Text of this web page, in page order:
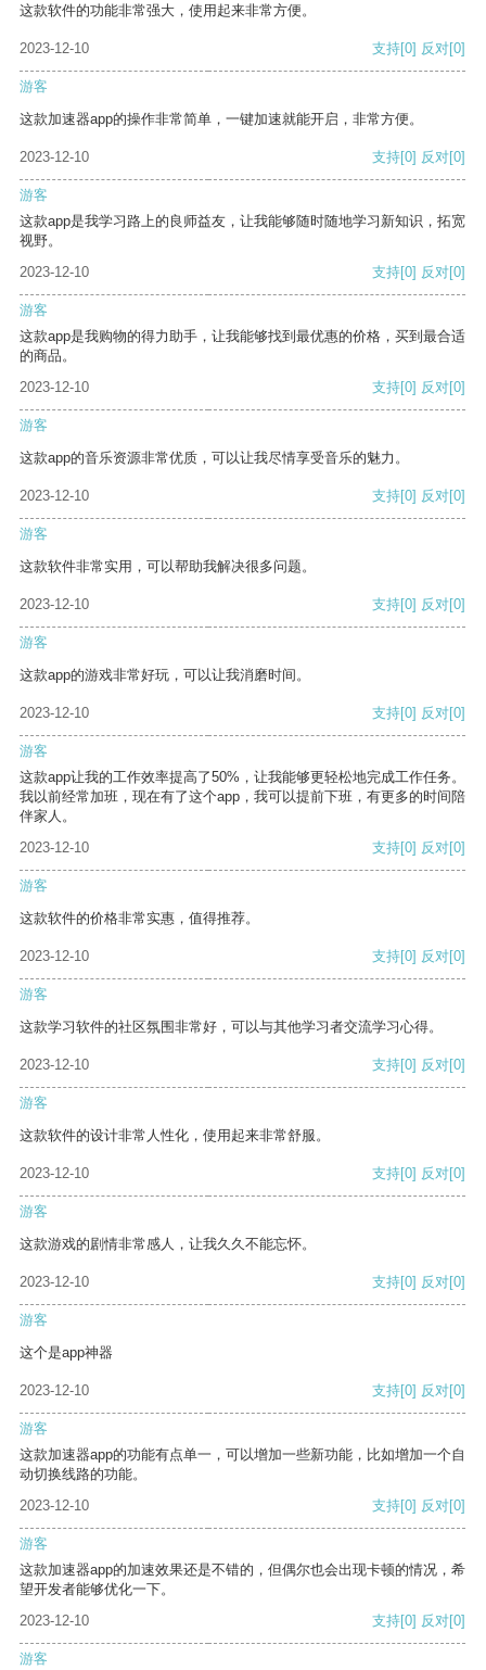
这款软件的功能非常强大，使用起来非常方便。
2023-12-10 支持[0] 反对[0]
游客
这款加速器app的操作非常简单，一键加速就能开启，非常方便。
2023-12-10 支持[0] 反对[0]
游客
这款app是我学习路上的良师益友，让我能够随时随地学习新知识，拓宽
视野。
2023-12-10
支持[0] 反对[0]
游客
这款app是我购物的得力助手，让我能够找到最优惠的价格，买到最合适
的商品。
2023-12-10
支持[0] 反对[0]
游客
这款app的音乐资源非常优质，可以让我尽情享受音乐的魅力。
2023-12-10 支持[0] 反对[0]
游客
这款软件非常实用，可以帮助我解决很多问题。
2023-12-10 支持[0] 反对[0]
游客
这款app的游戏非常好玩，可以让我消磨时间。
2023-12-10 支持[0] 反对[0]
游客
这款app让我的工作效率提高了50%，让我能够更轻松地完成工作任务。
我以前经常加班，现在有了这个app，我可以提前下班，有更多的时间陪
伴家人。
2023-12-10
支持[0] 反对[0]
游客
这款软件的价格非常实惠，值得推荐。
2023-12-10 支持[0] 反对[0]
游客
这款学习软件的社区氛围非常好，可以与其他学习者交流学习心得。
2023-12-10 支持[0] 反对[0]
游客
这款软件的设计非常人性化，使用起来非常舒服。
2023-12-10 支持[0] 反对[0]
游客
这款游戏的剧情非常感人，让我久久不能忘怀。
2023-12-10 支持[0] 反对[0]
游客
这个是app神器
2023-12-10 支持[0] 反对[0]
游客
这款加速器app的功能有点单一，可以增加一些新功能，比如增加一个自
动切换线路的功能。
2023-12-10
支持[0] 反对[0]
游客
这款加速器app的加速效果还是不错的，但偶尔也会出现卡顿的情况，希
望开发者能够优化一下。
2023-12-10
支持[0] 反对[0]
游客